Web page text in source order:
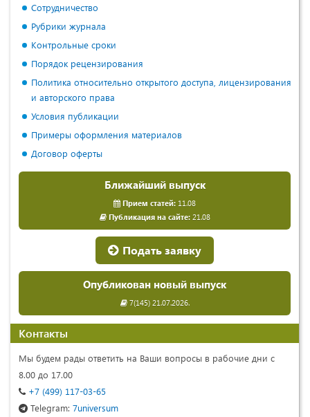
Сотрудничество
Рубрики журнала
Контрольные сроки
Порядок рецензирования
Политика относительно открытого доступа, лицензирования
и авторского права
Условия публикации
Примеры оформления материалов
Договор оферты
Ближайший выпуск
Прием статей: 11.08
Публикация на сайте:21.08
Подать заявку
Опубликован новый выпуск
7(145) 21.07.2026.
Контакты
Мы будем рады ответить на Ваши вопросы в рабочие дни с
8.00 до 17.00
+7 (499) 117-03-65
Telegram: 7universum